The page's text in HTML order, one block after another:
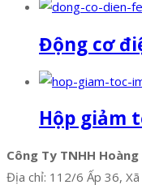
Động cơ
Hộp giảm
Công Ty TNHH Hoàng
Địa chỉ: 112/6 Ấp 36,